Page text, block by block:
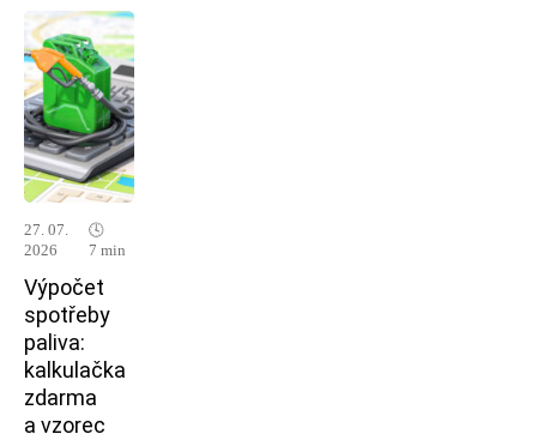
27. 07.
2026
🕓
7 min
Výpočet
spotřeby
paliva:
kalkulačka
zdarma
a vzorec